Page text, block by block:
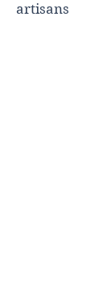
artisans